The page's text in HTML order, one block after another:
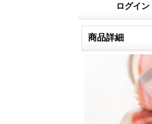
ログイン
商品詳細